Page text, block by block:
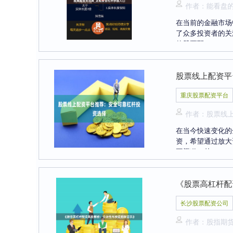
作者：能看盘
在当前的金融市
了众多投资者的
的股票配....
股票线上配资
重庆股票配资平台
作者：股票线
在当今快速变化
资，希望通过放
要渠道，其....
《股票高杠杆
长沙股票配资公司
作者：股指期